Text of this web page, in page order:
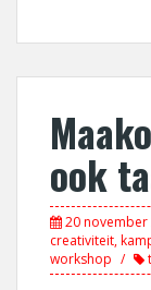
ook
20 november
creativiteit,
workshop